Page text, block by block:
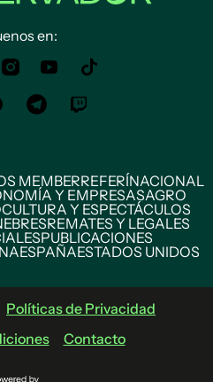
en:
MEMBERREFERÍNACIONAL
Y EMPRESASAGRO
CULTURA Y ESPECTÁCULOS
REMATES Y LEGALES
PUBLICACIONES
ESPAÑAESTADOS UNIDOS
Políticas de Privacidad
Contacto